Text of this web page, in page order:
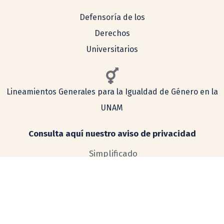
Defensoría de los
Derechos
Universitarios
Lineamientos Generales para la Igualdad de Género en la
UNAM
Consulta aquí nuestro aviso de privacidad
Simplificado